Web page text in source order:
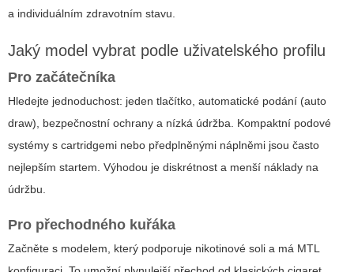
a individuálním zdravotním stavu.
Jaký model vybrat podle uživatelského profilu
Pro začátečníka
Hledejte jednoduchost: jeden tlačítko, automatické podání (auto
draw), bezpečnostní ochrany a nízká údržba. Kompaktní podové
systémy s cartridgemi nebo předplněnými náplněmi jsou často
nejlepším startem. Výhodou je diskrétnost a menší náklady na
údržbu.
Pro přechodného kuřáka
Začněte s modelem, který podporuje nikotinové soli a má MTL